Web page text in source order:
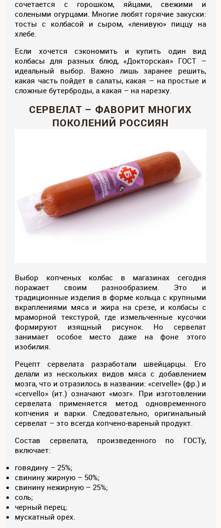
сочетается с горошком, яйцами, свежими и
солеными огурцами. Многие любят горячие закуски:
тосты с колбасой и сыром, «ленивую» пиццу на
хлебе.
Если хочется сэкономить и купить один вид
колбасы для разных блюд, «Докторская» ГОСТ –
идеальный выбор. Важно лишь заранее решить,
какая часть пойдет в салаты, какая – на простые и
сложные бутерброды, а какая – на нарезку.
СЕРВЕЛАТ – ФАВОРИТ МНОГИХ
ПОКОЛЕНИЙ РОССИЯН
Выбор копченых колбас в магазинах сегодня
поражает своим разнообразием. Это и
традиционные изделия в форме кольца с крупными
вкраплениями мяса и жира на срезе, и колбасы с
мраморной текстурой, где измельченные кусочки
формируют изящный рисунок. Но сервелат
занимает особое место даже на фоне этого
изобилия.
Рецепт сервелата разработали швейцарцы. Его
делали из нескольких видов мяса с добавлением
мозга, что и отразилось в названии: «cervelle» (фр.) и
«cervello» (ит.) означают «мозг». При изготовлении
сервелата применяется метод одновременного
копчения и варки. Следовательно, оригинальный
сервелат – это всегда копчено-вареный продукт.
Состав сервелата, произведенного по ГОСТу,
включает:
говядину – 25%;
свинину жирную – 50%;
свинину нежирную – 25%;
соль;
черный перец;
мускатный орех.